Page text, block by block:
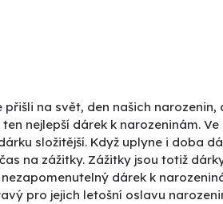
na svět, den našich narozenin,
nejlepší dárek k narozeninám.
složitější. Když uplyne i doba
na zážitky. Zážitky jsou totiž
dárek k
pro jejich letošní oslavu